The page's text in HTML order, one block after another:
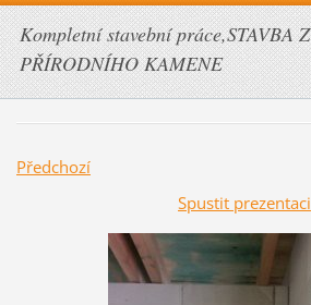
Kompletní stavební práce,STAVBA Z
PŘÍRODNÍHO KAMENE
Předchozí
Spustit prezentaci